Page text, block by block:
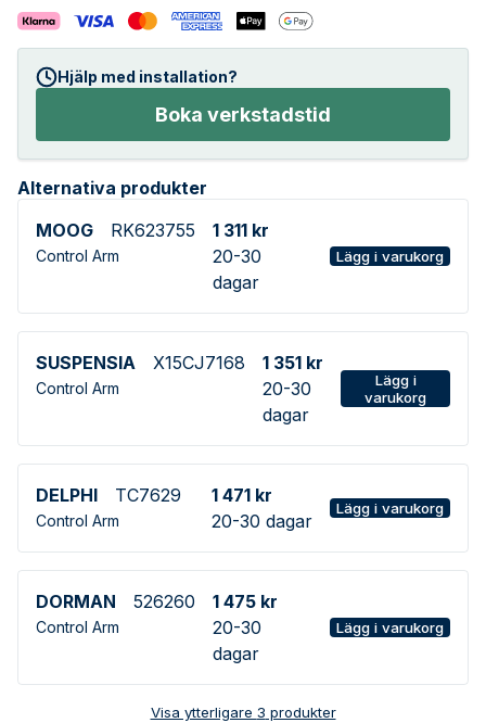
Hjälp med installation?
Boka verkstadstid
Alternativa produkter
MOOG
RK623755
Control Arm
1 311 kr
20-30
dagar
Lägg i varukorg
SUSPENSIA X15CJ7168
Control Arm
1 351 kr
20-30
dagar
Lägg i
varukorg
DELPHI TC7629
Control Arm
1 471 kr
20-30 dagar
Lägg i varukorg
DORMAN 526260
Control Arm
1 475 kr
20-30
dagar
Lägg i varukorg
Visa ytterligare 3 produkter